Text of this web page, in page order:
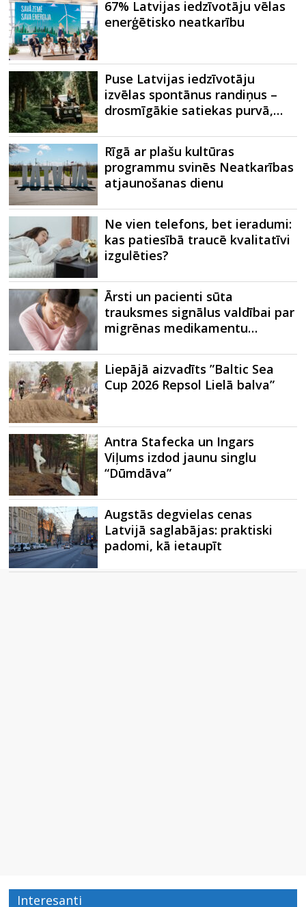
67% Latvijas iedzīvotāju vēlas
enerģētisko neatkarību
Puse Latvijas iedzīvotāju
izvēlas spontānus randiņus –
drosmīgākie satiekas purvā,…
Rīgā ar plašu kultūras
programmu svinēs Neatkarības
atjaunošanas dienu
Ne vien telefons, bet ieradumi:
kas patiesībā traucē kvalitatīvi
izgulēties?
Ārsti un pacienti sūta
trauksmes signālus valdībai par
migrēnas medikamentu…
Liepājā aizvadīts ”Baltic Sea
Cup 2026 Repsol Lielā balva”
Antra Stafecka un Ingars
Viļums izdod jaunu singlu
“Dūmdāva”
Augstās degvielas cenas
Latvijā saglabājas: praktiski
padomi, kā ietaupīt
Interesanti